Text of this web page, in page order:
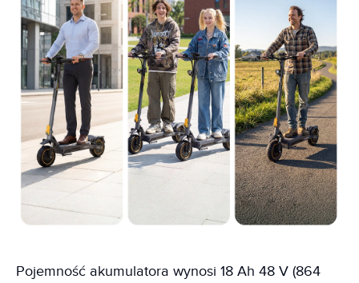
Pojemność akumulatora wynosi 18 Ah 48 V (864